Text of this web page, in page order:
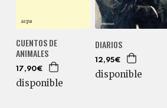
CUENTOS DE
ANIMALES
17,90€
disponible
DIARIOS
12,95€
disponible